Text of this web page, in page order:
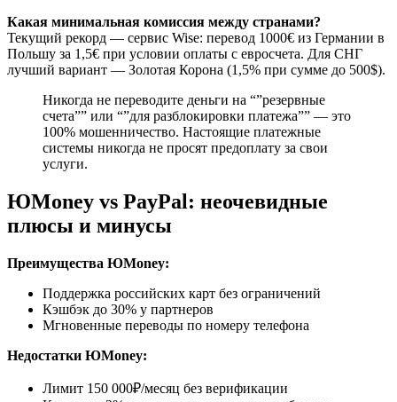
Какая минимальная комиссия между странами?
Текущий рекорд — сервис Wise: перевод 1000€ из Германии в
Польшу за 1,5€ при условии оплаты с евросчета. Для СНГ
лучший вариант — Золотая Корона (1,5% при сумме до 500$).
Никогда не переводите деньги на “”резервные
счета”” или “”для разблокировки платежа”” — это
100% мошенничество. Настоящие платежные
системы никогда не просят предоплату за свои
услуги.
ЮMoney vs PayPal: неочевидные
плюсы и минусы
Преимущества ЮMoney:
Поддержка российских карт без ограничений
Кэшбэк до 30% у партнеров
Мгновенные переводы по номеру телефона
Недостатки ЮMoney:
Лимит 150 000₽/месяц без верификации